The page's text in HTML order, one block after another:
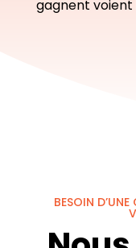
gagnent voient
BESOIN